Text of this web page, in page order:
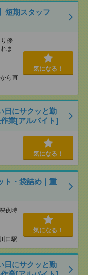
短期スタッフ
優
ま
ら直
気になる！
日にサクッと勤
業[アルバイト]
気になる！
ト・袋詰め｜重
夜時
川口駅
気になる！
日にサクッと勤